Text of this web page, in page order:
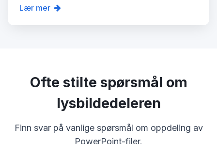
Lær mer
Ofte stilte spørsmål om
lysbildedeleren
Finn svar på vanlige spørsmål om oppdeling av
PowerPoint-filer.